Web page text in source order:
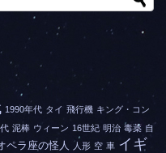
1990年代 タイ 飛行機 キング・コン
泥棒 ウィーン 16世紀 明治 毒薬 自
ペラ座の怪人 人形 空 車 イギ